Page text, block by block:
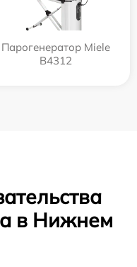
Парогенератор Miele
B4312
в Нижнем